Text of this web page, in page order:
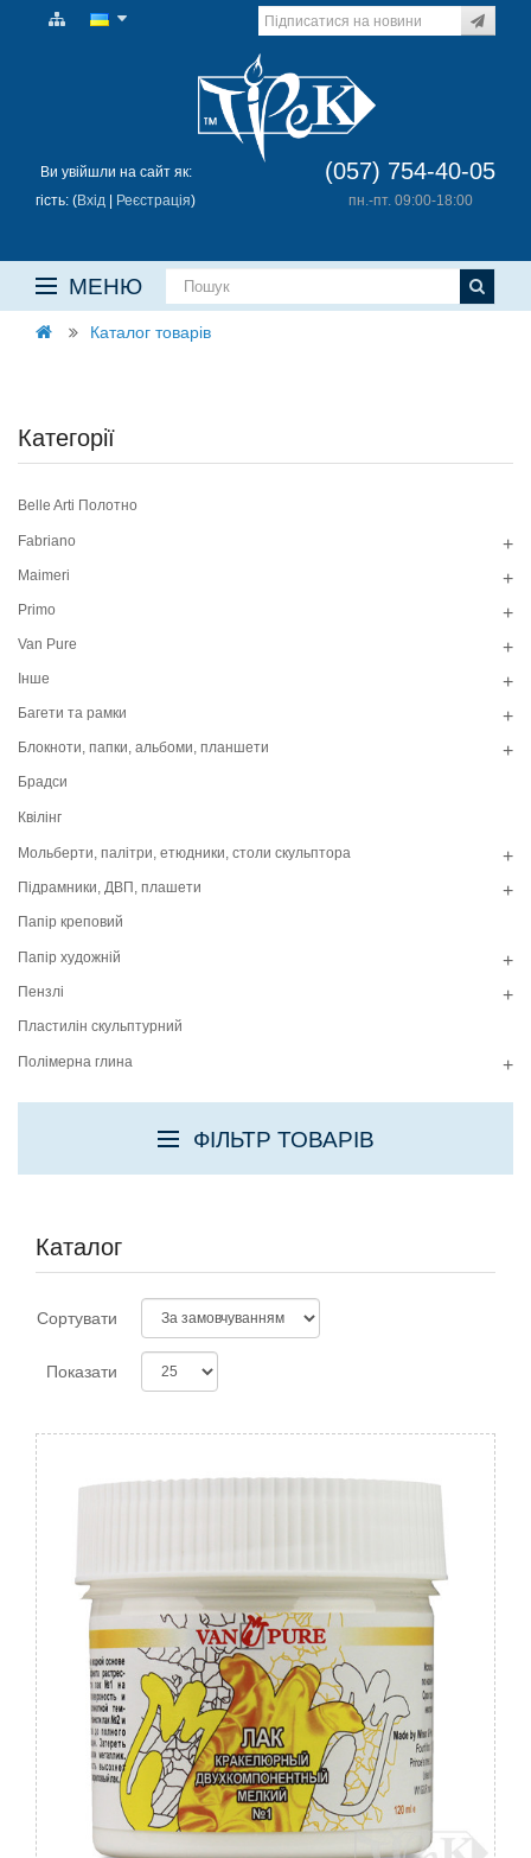
Ви увійшли на сайт як:
гість: (Вхід | Реєстрація)
(057) 754-40-05
пн.-пт. 09:00-18:00
МЕНЮ
Каталог товарів
Категорії
Belle Arti Полотно
+
Fabriano
+
Maimeri
+
Primo
+
Van Pure
+
Інше
+
Багети та рамки
+
Блокноти, папки, альбоми, планшети
Брадси
Квілінг
+
Мольберти, палітри, етюдники, столи скульптора
+
Підрамники, ДВП, плашети
Папір креповий
+
Папір художній
+
Пензлі
Пластилін скульптурний
+
Полімерна глина
ФІЛЬТР ТОВАРІВ
Каталог
Сортувати
Показати